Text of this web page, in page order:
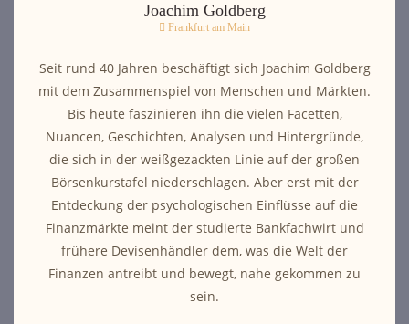
Joachim Goldberg
Frankfurt am Main
Seit rund 40 Jahren beschäftigt sich Joachim Goldberg
mit dem Zusammenspiel von Menschen und Märkten.
Bis heute faszinieren ihn die vielen Facetten,
Nuancen, Geschichten, Analysen und Hintergründe,
die sich in der weißgezackten Linie auf der großen
Börsenkurstafel niederschlagen. Aber erst mit der
Entdeckung der psychologischen Einflüsse auf die
Finanzmärkte meint der studierte Bankfachwirt und
frühere Devisenhändler dem, was die Welt der
Finanzen antreibt und bewegt, nahe gekommen zu
sein.